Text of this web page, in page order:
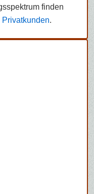
finden
Privatkunden.